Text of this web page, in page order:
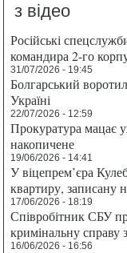
з відео
Російські
командира 2-го
31/07/2026 - 19:45
Болгарський
Україні
22/07/2026 - 12:59
Прокуратура мацає
накопичене
19/06/2026 - 14:41
У віцепрем’єра
квартиру, записану
17/06/2026 - 18:19
Співробітник СБУ
кримінальну справу
16/06/2026 - 16:56